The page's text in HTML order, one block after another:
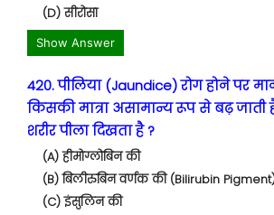
(D) सीरोसा
Show Answer
420. पीलिया (Jaundice) रोग होने पर
किसकी मात्रा असामान्य रूप से बढ़
शरीर पीला दिखता है ?
(A) हीमोग्लोबिन की
(B) बिलीरुबिन वर्णक की (Bilirubin
(C) इंसुलिन की